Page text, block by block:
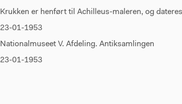
Krukken er henført til Achilleus-maleren, og
23-01-1953
Nationalmuseet V. Afdeling. Antiksamlingen
23-01-1953